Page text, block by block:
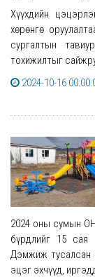
Хүүхдийн
хөрөнгө
сургалтын
тохижилтыг
2024-10-16
2024 оны сумын
бүрдлийг 15 сая
Дэмжиж тусалсан
эцэг эхчүүд,